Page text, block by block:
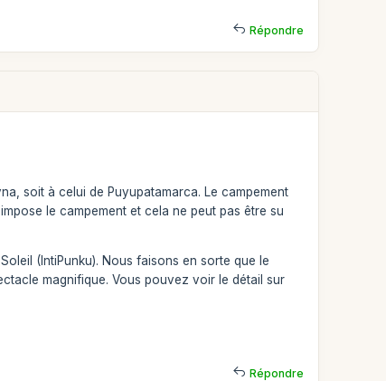
Répondre
soit à celui de Puyupatamarca. Le campement
le campement et cela ne peut pas être su
(IntiPunku). Nous faisons en sorte que le
magnifique. Vous pouvez voir le détail sur
Répondre